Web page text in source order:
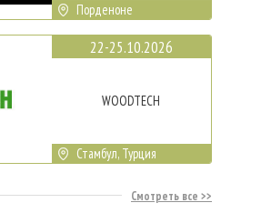
Порденоне
22-25.10.2026
WOODTECH
Стамбул, Турция
Смотреть все